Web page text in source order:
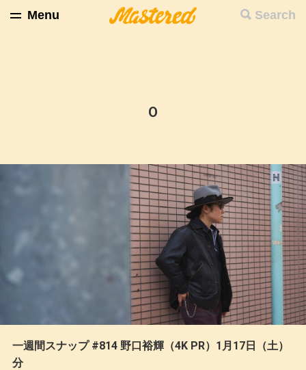
Search
Menu
O
一週間スナップ #814 野口裕輝（4K PR）1月17日（土）
分